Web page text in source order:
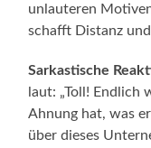
unlauteren
schafft Distanz
Sarkastische
laut: „Toll! Endlich
Ahnung hat, was
über dieses